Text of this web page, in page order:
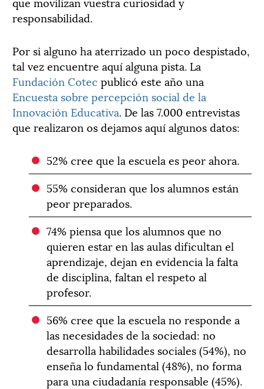
responsabilidad.
Por si alguno ha aterrizado un poco despistado,
tal vez encuentre aquí alguna pista. La
Fundación Cotec publicó este año una
Encuesta sobre percepción social de la
Innovación Educativa. De las 7.000 entrevistas
que realizaron os dejamos aquí algunos datos:
52% cree que la escuela es peor ahora.
55% consideran que los alumnos están
peor preparados.
74% piensa que los alumnos que no
quieren estar en las aulas dificultan el
aprendizaje, dejan en evidencia la falta
de disciplina, faltan el respeto al
profesor.
56% cree que la escuela no responde a
las necesidades de la sociedad: no
desarrolla habilidades sociales (54%), no
enseña lo fundamental (48%), no forma
para una ciudadanía responsable (45%).